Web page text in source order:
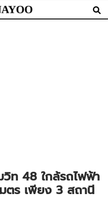
ท 48 ใกล้รถไฟฟ้า
ตร เพียง 3 สถานี